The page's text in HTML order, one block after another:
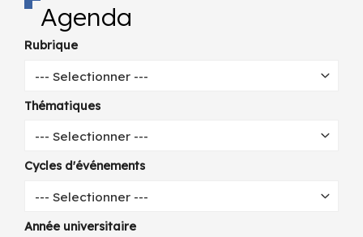
Agenda
Rubrique
--- Selectionner ---
Thématiques
--- Selectionner ---
Cycles d'événements
--- Selectionner ---
Année universitaire